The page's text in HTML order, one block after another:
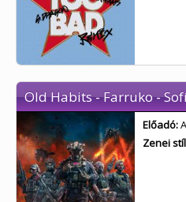
Old Habits - Farruko -
Előadó:
Zenei